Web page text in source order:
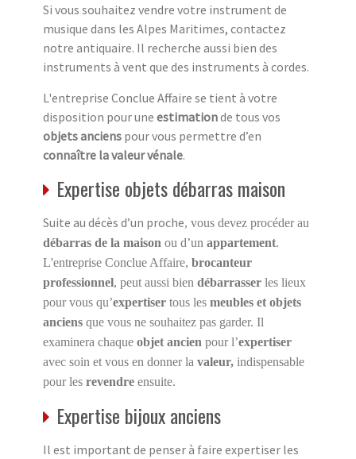
Si vous souhaitez vendre votre instrument de
musique dans les Alpes Maritimes, contactez
notre antiquaire. Il recherche aussi bien des
instruments à vent que des instruments à cordes.
L'entreprise Conclue Affaire se tient à votre
disposition pour une estimationde tous vos
objets anciens pour vous permettre d’en
connaître la valeur vénale.
Expertise objets débarras maison
Suite au décès d’un proche, vous devez procéder au
débarras de la maison ou d’un appartement.
L'entreprise Conclue Affaire, brocanteur
professionnel, peut aussi bien débarrasser les lieux
pour vous qu’expertiser tous les meubles et objets
anciens que vous ne souhaitez pas garder. Il
examinera chaque objet ancien pour l’expertiser
avec soin et vous en donner la valeur, indispensable
pour les revendre ensuite.
Expertise bijoux anciens
Il est important de penser à faire expertiser les